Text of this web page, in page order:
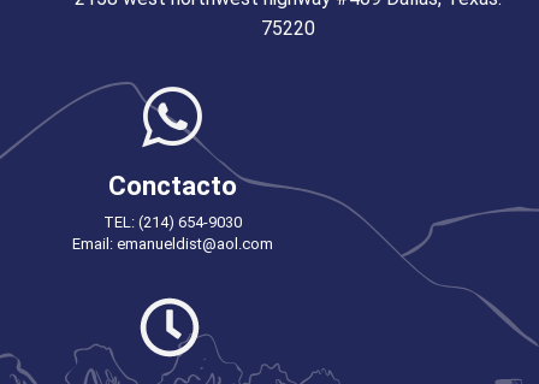
75220
Conctacto
TEL: (214) 654-9030
Email: emanueldist@aol.com